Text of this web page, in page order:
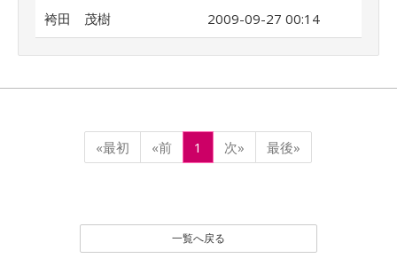
袴田 茂樹 2009-09-27 00:14
«最初 «前 1 次» 最後»
一覧へ戻る